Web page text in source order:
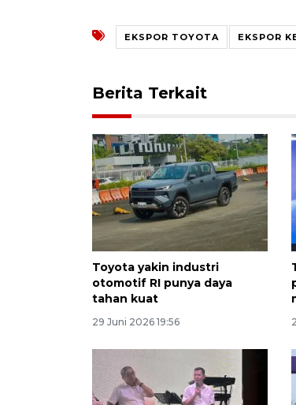
EKSPOR TOYOTA EKSPOR
Berita Terkait
Toyota yakin industri
otomotif RI punya daya
tahan kuat
29 Juni 2026 19:56